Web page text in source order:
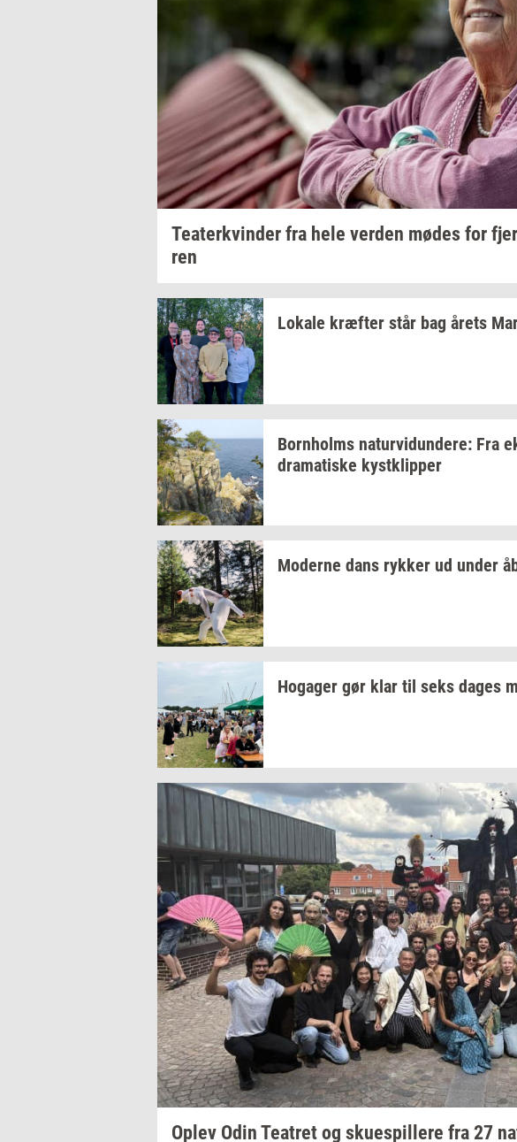
Te­a­ter­kvin­der fra hele ver­den mødes for
ren
Lo­ka­le kræf­ter står bag årets
Born­holms na­tur­vi­dun­de­re: Fra
dra­ma­ti­ske kyst­klip­per
Mo­der­ne dans ryk­ker ud under
Ho­ga­ger gør klar til seks dages
Oplev Odin Te­a­tret og sku­e­spil­le­re fra 27